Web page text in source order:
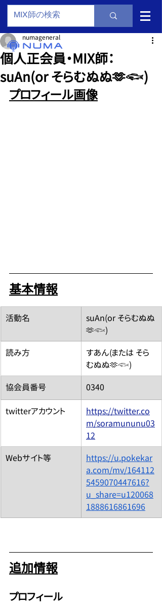
個人正会員・MIX師：
suAn(or そらむぬぬ🫶𓆟)
numageneral
プロフィール画像
基本情報
​活動名
suAn(or そらむぬぬ
🫶𓆟)
読み方
すあん(または そら
むぬぬ🫶𓆟)
​協会員番号
0340
​twitterアカウント
https://twitter.co
m/soramununu03
12
​Webサイト等
https://u.pokekar
a.com/mv/164112
5459070447616?
u_share=u120068
1888616861696
追加情報
プロフィール